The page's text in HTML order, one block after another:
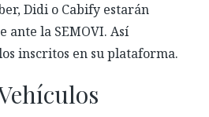
Didi o Cabify estarán
ante la SEMOVI. Así
inscritos en su plataforma.